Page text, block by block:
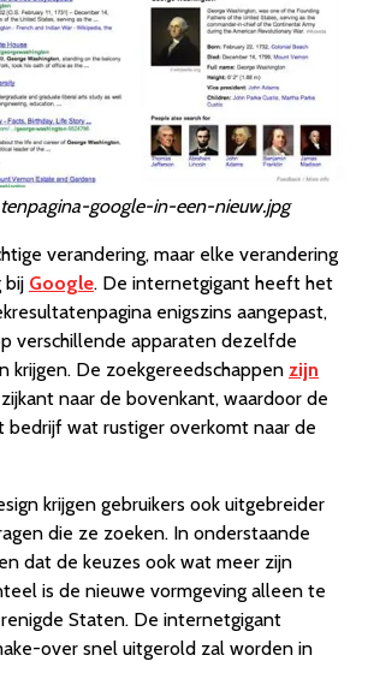
google-in-een-nieuw.jpg
verandering, maar elke verandering
bij Google. De internetgigant heeft het
enigszins aangepast,
verschillende apparaten dezelfde
krijgen. De zoekgereedschappen zijn
naar de bovenkant, waardoor de
bedrijf wat rustiger overkomt naar de
krijgen gebruikers ook uitgebreider
die ze zoeken. In onderstaande
dat de keuzes ook wat meer zijn
is de nieuwe vormgeving alleen te
Staten. De internetgigant
over snel uitgerold zal worden in